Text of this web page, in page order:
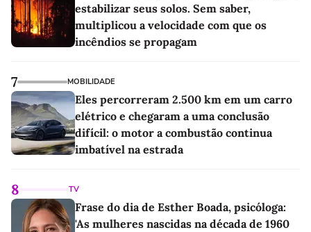
estabilizar seus solos. Sem saber,
multiplicou a velocidade com que os
incêndios se propagam
7 MOBILIDADE
Eles percorreram 2.500 km em um carro
elétrico e chegaram a uma conclusão
difícil: o motor a combustão continua
imbatível na estrada
8 TV
Frase do dia de Esther Boada, psicóloga:
'As mulheres nascidas na década de 1960